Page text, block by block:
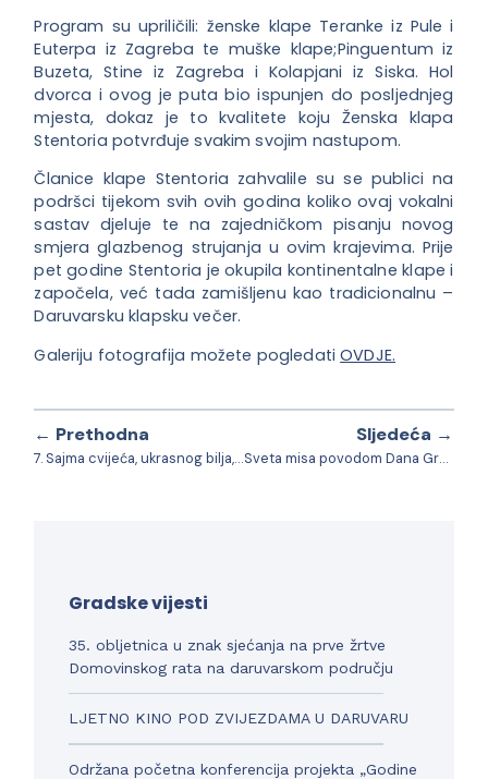
Program su upriličili: ženske klape Teranke iz Pule i
Euterpa iz Zagreba te muške klape;Pinguentum iz
Buzeta, Stine iz Zagreba i Kolapjani iz Siska. Hol
dvorca i ovog je puta bio ispunjen do posljednjeg
mjesta, dokaz je to kvalitete koju Ženska klapa
Stentoria potvrđuje svakim svojim nastupom.
Članice klape Stentoria zahvalile su se publici na
podršci tijekom svih ovih godina koliko ovaj vokalni
sastav djeluje te na zajedničkom pisanju novog
smjera glazbenog strujanja u ovim krajevima. Prije
pet godine Stentoria je okupila kontinentalne klape i
započela, već tada zamišljenu kao tradicionalnu –
Daruvarsku klapsku večer.
Galeriju fotografija možete pogledatiOVDJE.
← Prethodna
7. Sajma cvijeća, ukrasnog bilja, sadnica i popratne opreme
Sljedeća →
Sveta misa povodom Dana Grada
Gradske vijesti
35. obljetnica u znak sjećanja na prve žrtve
Domovinskog rata na daruvarskom području
LJETNO KINO POD ZVIJEZDAMA U DARUVARU
Održana početna konferencija projekta „Godine